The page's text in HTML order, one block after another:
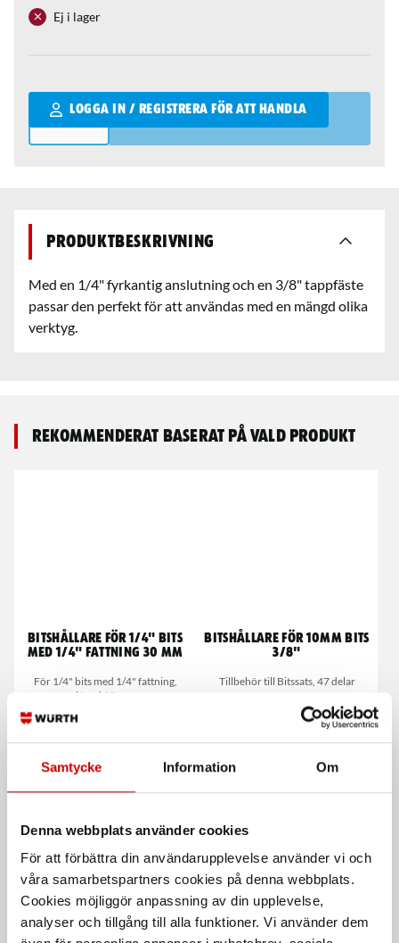
Samtycke Information Om
Denna webbplats använder cookies
För att förbättra din användarupplevelse använder vi och
våra samarbetspartners cookies på denna webbplats.
Cookies möjliggör anpassning av din upplevelse,
analyser och tillgång till alla funktioner. Vi använder dem
Ej i lager
LOGGA IN / REGISTRERA FÖR ATT HANDLA
Qantity
Produktbeskrivning
Med en 1/4" fyrkantig anslutning och en 3/8" tappfäste
passar den perfekt för att användas med en mängd olika
verktyg.
Rekommenderat baserat på vald produkt
Bitshållare för 1/4" bits
med 1/4" fattning 30 mm
För 1/4" bits med 1/4" fattning,
längd 30 mm
Bitshållare för 10mm bits
3/8"
Tillbehör till Bitssats, 47 delar
Bits TX - 25 mm
TX bits 1/4", längd 25 mm
Hylsnyckelsats lågprofil
1/4" - lågprofil 31 delar